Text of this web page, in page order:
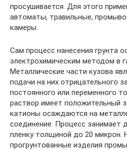
просушивается. Для этого
автоматы, травильные,
камеры.
Сам процесс нанесения грунта
электрохимическим методом в
Металлические части кузова
подачи на них отрицательного
постоянного или переменного
раствор имеет положительный
катионы осаждаются на
соединение. Процесс занимает
пленку толщиной до 20
прогрунтованные изделия